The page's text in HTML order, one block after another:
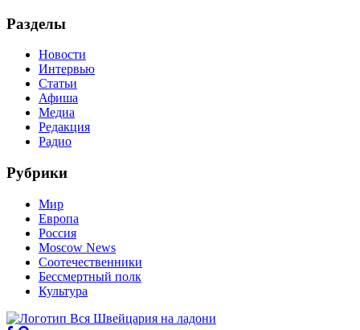
Разделы
Новости
Интервью
Статьи
Афиша
Медиа
Редакция
Радио
Рубрики
Мир
Европа
Россия
Moscow News
Соотечественники
Бессмертный полк
Культура